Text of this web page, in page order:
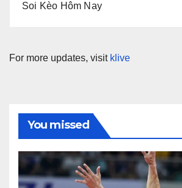
Soi Kèo Hôm Nay
For more updates, visit klive
You missed